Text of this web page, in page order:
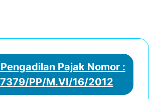
Pajak Nomor :
PP/M.VI/16/2012